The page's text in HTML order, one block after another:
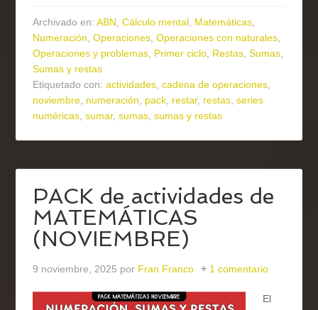
Archivado en:ABN,Cálculo mental, Matemáticas,
Numeración,Operaciones,Operaciones con naturales,
Operaciones y problemas, Primer ciclo, Restas,Sumas,
Sumas y restas
Etiquetado con:actividades,cadena de operaciones,
noviembre, numeración, pack, restar, restas,series
numéricas,sumar,sumas,sumas y restas
PACK de actividades de
MATEMÁTICAS
(NOVIEMBRE)
9 noviembre, 2025 por Fran Franco 1 comentario
El